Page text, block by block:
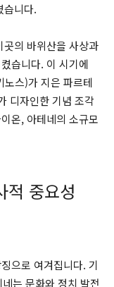
습니다.
의 바위산을 사상과
습니다. 이 시기에
노스)가 지은 파르테
디자인한 기념 조각
온, 아테네의 소규모
적 중요성
으로 여겨집니다. 기
는 문화와 정치 발전